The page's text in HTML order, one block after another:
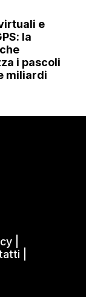
e
la
i pascoli
miliardi